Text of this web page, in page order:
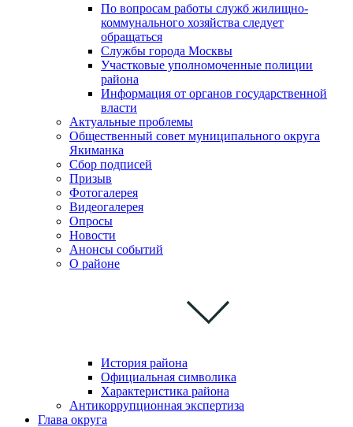
По вопросам работы служб жилищно-
коммунального хозяйства следует
обращаться
Службы города Москвы
Участковые уполномоченные полиции
района
Информация от органов государственной
власти
Актуальные проблемы
Общественный совет муниципального округа
Якиманка
Сбор подписей
Призыв
Фотогалерея
Видеогалерея
Опросы
Новости
Анонсы событий
О районе
История района
Официальная символика
Характеристика района
Антикоррупционная экспертиза
Глава округа